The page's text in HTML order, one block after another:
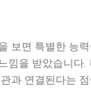
보면 특별한 능
낌을 받았습니다.
과 연결된다는